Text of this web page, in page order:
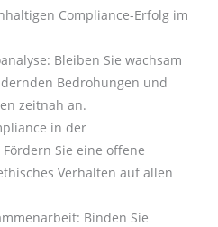
Compliance-Erfolg im
Bleiben Sie wachsam
Bedrohungen und
zeitnah an.
in der
Sie eine offene
Verhalten auf allen
Binden Sie